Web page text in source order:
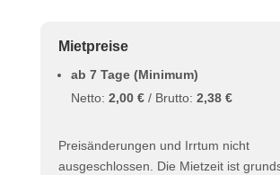
Mietpreise
ab 7 Tage (Minimum)
Netto: 2,00 €/ Brutto: 2,38 €
Preisänderungen und Irrtum nicht
ausgeschlossen. Die Mietzeit ist